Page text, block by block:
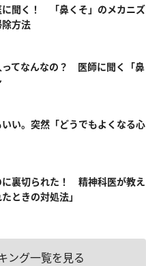
に聞く！ 「鼻くそ」のメカニズ
方法
ってなんなの？ 医師に聞く「鼻
い。突然「どうでもよくなる心
に裏切られた！ 精神科医が教え
ときの対処法」
ング一覧を見る